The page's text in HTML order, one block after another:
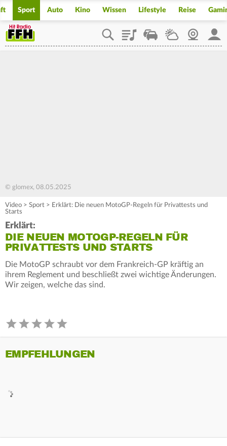
Sport Auto Kino Wissen Lifestyle Reise
PlaylistStaupilotWetterWebcam
© glomex, 08.05.2025
Video > Sport > Erklärt: Die neuen MotoGP-Regeln für Privattests und
Starts
Erklärt:
DIE NEUEN MOTOGP-REGELN FÜR
PRIVATTESTS UND STARTS
Die MotoGP schraubt vor dem Frankreich-GP kräftig an
ihrem Reglement und beschließt zwei wichtige Änderungen.
Wir zeigen, welche das sind.
EMPFEHLUNGEN